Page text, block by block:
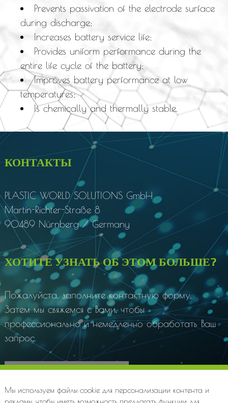
Prevents passivation of the electrode surface
during discharge;
Increases battery service life;
Provides uniform performance during the
entire life cycle of the battery;
Improves battery performance at low
temperatures;
Is chemically and thermally stable.
КОНТАКТЫ
PLASTIC WORLD SOLUTIONSGmbH
Martin-Richter-Straße 8
90489 Nürnberg / Germany
ХОТИТЕ УЗНАТЬ ОБ ЭТОМ БОЛЬШЕ?
Пожалуйста, заполните контактную форму.
Затем мы свяжемся с Вами, чтобы
профессионально и немедленно обработать Ваш
запрос.
К контактной форме
Мы используем файлы cookie для персонализации контента и